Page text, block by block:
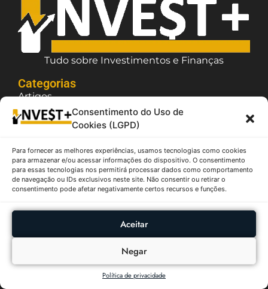
Consentimento do Uso de
Cookies (LGPD)
Para fornecer as melhores experiências, usamos tecnologias como cookies
para armazenar e/ou acessar informações do dispositivo. O consentimento
para essas tecnologias nos permitirá processar dados como comportamento
de navegação ou IDs exclusivos neste site. Não consentir ou retirar o
consentimento pode afetar negativamente certos recursos e funções.
Aceitar
Negar
Política de privacidade
Tudo sobre Investimentos e Finanças
Categorias
Artigos
Fundos Imobiliários
Ações
Criptomoedas
Sobre
Termos de Uso